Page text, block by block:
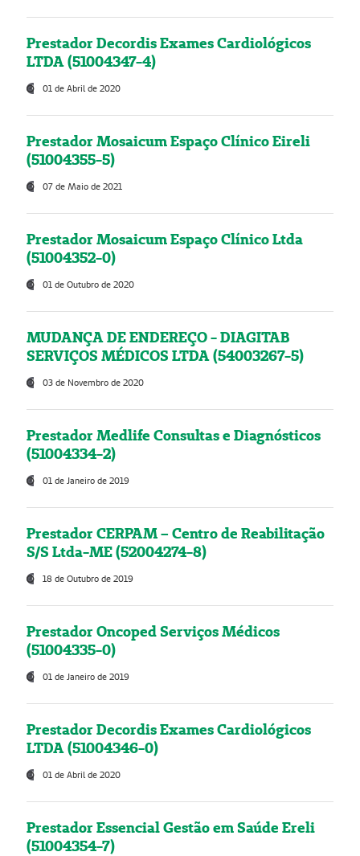
Prestador Decordis Exames Cardiológicos
LTDA (51004347-4)
01 de Abril de 2020
Prestador Mosaicum Espaço Clínico Eireli
(51004355-5)
07 de Maio de 2021
Prestador Mosaicum Espaço Clínico Ltda
(51004352-0)
01 de Outubro de 2020
MUDANÇA DE ENDEREÇO - DIAGITAB
SERVIÇOS MÉDICOS LTDA (54003267-5)
03 de Novembro de 2020
Prestador Medlife Consultas e Diagnósticos
(51004334-2)
01 de Janeiro de 2019
Prestador CERPAM – Centro de Reabilitação
S/S Ltda-ME (52004274-8)
18 de Outubro de 2019
Prestador Oncoped Serviços Médicos
(51004335-0)
01 de Janeiro de 2019
Prestador Decordis Exames Cardiológicos
LTDA (51004346-0)
01 de Abril de 2020
Prestador Essencial Gestão em Saúde Ereli
(51004354-7)